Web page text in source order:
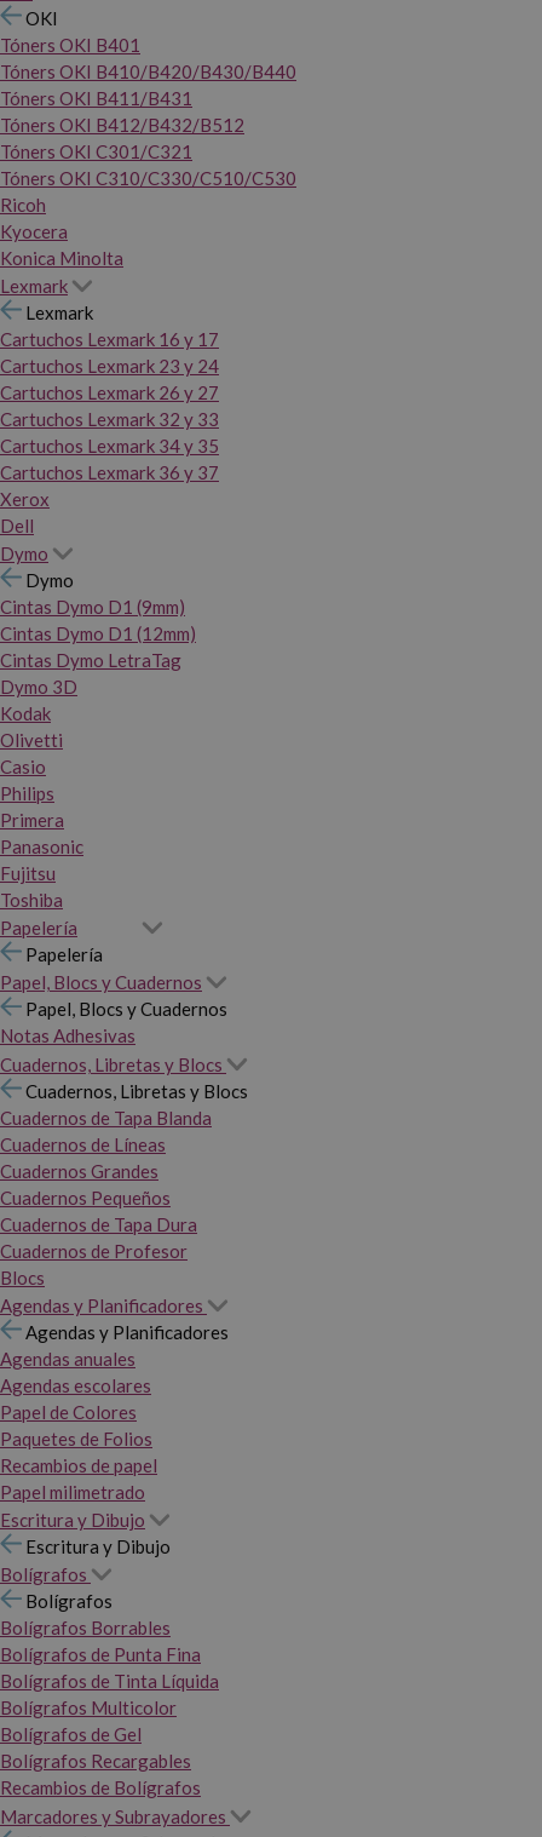
OKI
Tóners OKI B401
Tóners OKI B410/B420/B430/B440
Tóners OKI B411/B431
Tóners OKI B412/B432/B512
Tóners OKI C301/C321
Tóners OKI C310/C330/C510/C530
Ricoh
Kyocera
Konica Minolta
Lexmark
Lexmark
Cartuchos Lexmark 16 y 17
Cartuchos Lexmark 23 y 24
Cartuchos Lexmark 26 y 27
Cartuchos Lexmark 32 y 33
Cartuchos Lexmark 34 y 35
Cartuchos Lexmark 36 y 37
Xerox
Dell
Dymo
Dymo
Cintas Dymo D1 (9mm)
Cintas Dymo D1 (12mm)
Cintas Dymo LetraTag
Dymo 3D
Kodak
Olivetti
Casio
Philips
Primera
Panasonic
Fujitsu
Toshiba
Papelería
Papelería
Papel, Blocs y Cuadernos
Papel, Blocs y Cuadernos
Notas Adhesivas
Cuadernos, Libretas y Blocs
Cuadernos, Libretas y Blocs
Cuadernos de Tapa Blanda
Cuadernos de Líneas
Cuadernos Grandes
Cuadernos Pequeños
Cuadernos de Tapa Dura
Cuadernos de Profesor
Blocs
Agendas y Planificadores
Agendas y Planificadores
Agendas anuales
Agendas escolares
Papel de Colores
Paquetes de Folios
Recambios de papel
Papel milimetrado
Escritura y Dibujo
Escritura y Dibujo
Bolígrafos
Bolígrafos
Bolígrafos Borrables
Bolígrafos de Punta Fina
Bolígrafos de Tinta Líquida
Bolígrafos Multicolor
Bolígrafos de Gel
Bolígrafos Recargables
Recambios de Bolígrafos
Marcadores y Subrayadores